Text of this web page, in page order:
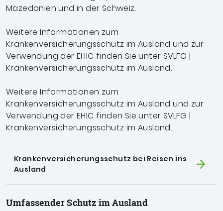
Mazedonien und in der Schweiz.
Weitere Informationen zum
Krankenversicherungsschutz im Ausland und zur
Verwendung der EHIC finden Sie unter SVLFG |
Krankenversicherungsschutz im Ausland.
Weitere Informationen zum
Krankenversicherungsschutz im Ausland und zur
Verwendung der EHIC finden Sie unter SVLFG |
Krankenversicherungsschutz im Ausland.
Krankenversicherungsschutz bei Reisen ins
Ausland
Umfassender Schutz im Ausland